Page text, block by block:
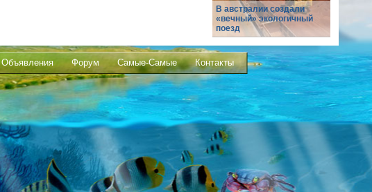
В австралии создали
«вечный» экологичный
поезд
Объявления Форум Самые-Самые Контакты